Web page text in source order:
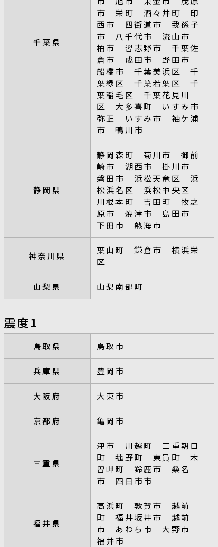
千葉県
市 栄町 酒々井町 印
西市 四街道市 我孫子
市 八千代市 流山市
柏市 習志野市 千葉佐
倉市 成田市 野田市
船橋市 千葉美浜区 千
葉緑区 千葉若葉区 千
葉稲毛区 千葉花見川
区 大多喜町 いすみ市
弥正 いすみ市 袖ケ浦
市 鴨川市
静岡県
静岡森町 菊川市 御前
崎市 湖西市 掛川市
磐田市 浜松天竜区 浜
松浜名区 浜松中央区
川根本町 吉田町 牧之
原市 焼津市 島田市
下田市 熱海市
神奈川県
葉山町 鎌倉市 横浜栄
区
山梨県 山梨南部町
震度1
鳥取県 鳥取市
兵庫県 豊岡市
大阪府 大東市
京都府 亀岡市
三重県
津市 川越町 三重朝日
町 菰野町 東員町 木
曽岬町 鈴鹿市 桑名
市 四日市市
福井県
高浜町 敦賀市 越前
町 福井坂井市 越前
市 あわら市 大野市
福井市